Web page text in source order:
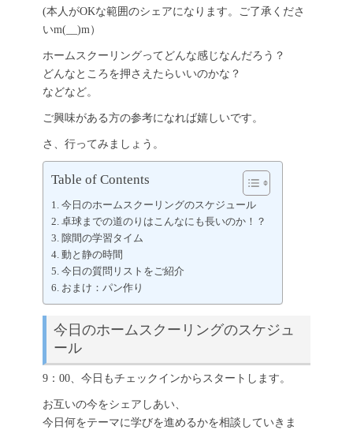
(本人がOKな範囲のシェアになります。ご了承くださ
いm(__)m）
ホームスクーリングってどんな感じなんだろう？
どんなところを押さえたらいいのかな？
などなど。
ご興味がある方の参考になれば嬉しいです。
さ、行ってみましょう。
Table of Contents
今日のホームスクーリングのスケジュール
卓球までの道のりはこんなにも長いのか！？
隙間の学習タイム
動と静の時間
今日の質問リストをご紹介
おまけ：パン作り
今日のホームスクーリングのスケジュ
ール
9：00、今日もチェックインからスタートします。
お互いの今をシェアしあい、
今日何をテーマに学びを進めるかを相談していきま